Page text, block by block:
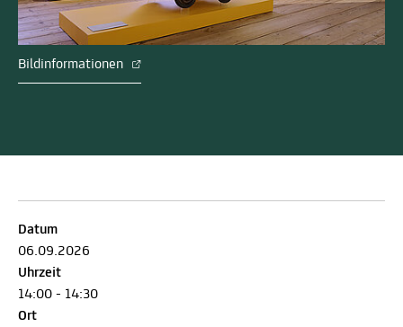
Bildinformationen
Datum
06.09.2026
Uhrzeit
14:00 - 14:30
Ort